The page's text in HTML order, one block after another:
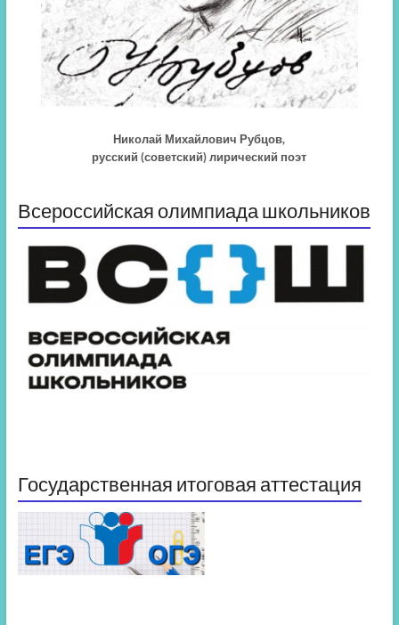
Николай Михайлович Рубцов,
русский (советский) лирический поэт
Всероссийская олимпиада школьников
Государственная итоговая аттестация